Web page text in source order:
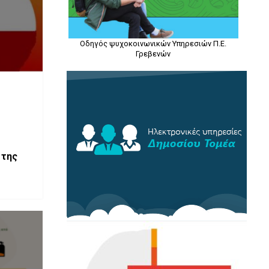
Οδηγός ψυχοκοινωνικών Υπηρεσιών Π.Ε.
Γρεβενών